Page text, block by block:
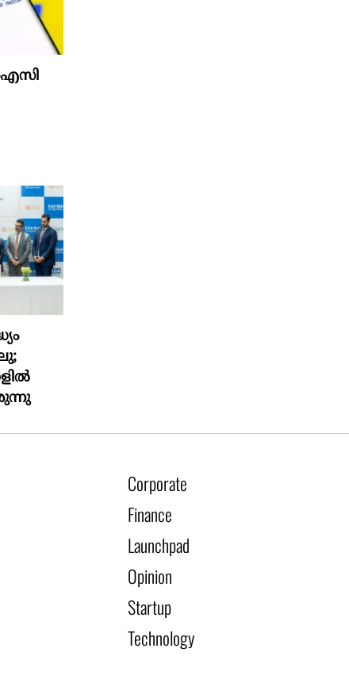
Corporate
Finance
Launchpad
Opinion
Startup
Technology